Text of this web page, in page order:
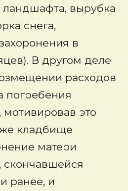
вырубка
снега,
в
В другом деле
расходов
погребения
мотивировав это
же кладбище
матери
скончавшейся
ранее, и